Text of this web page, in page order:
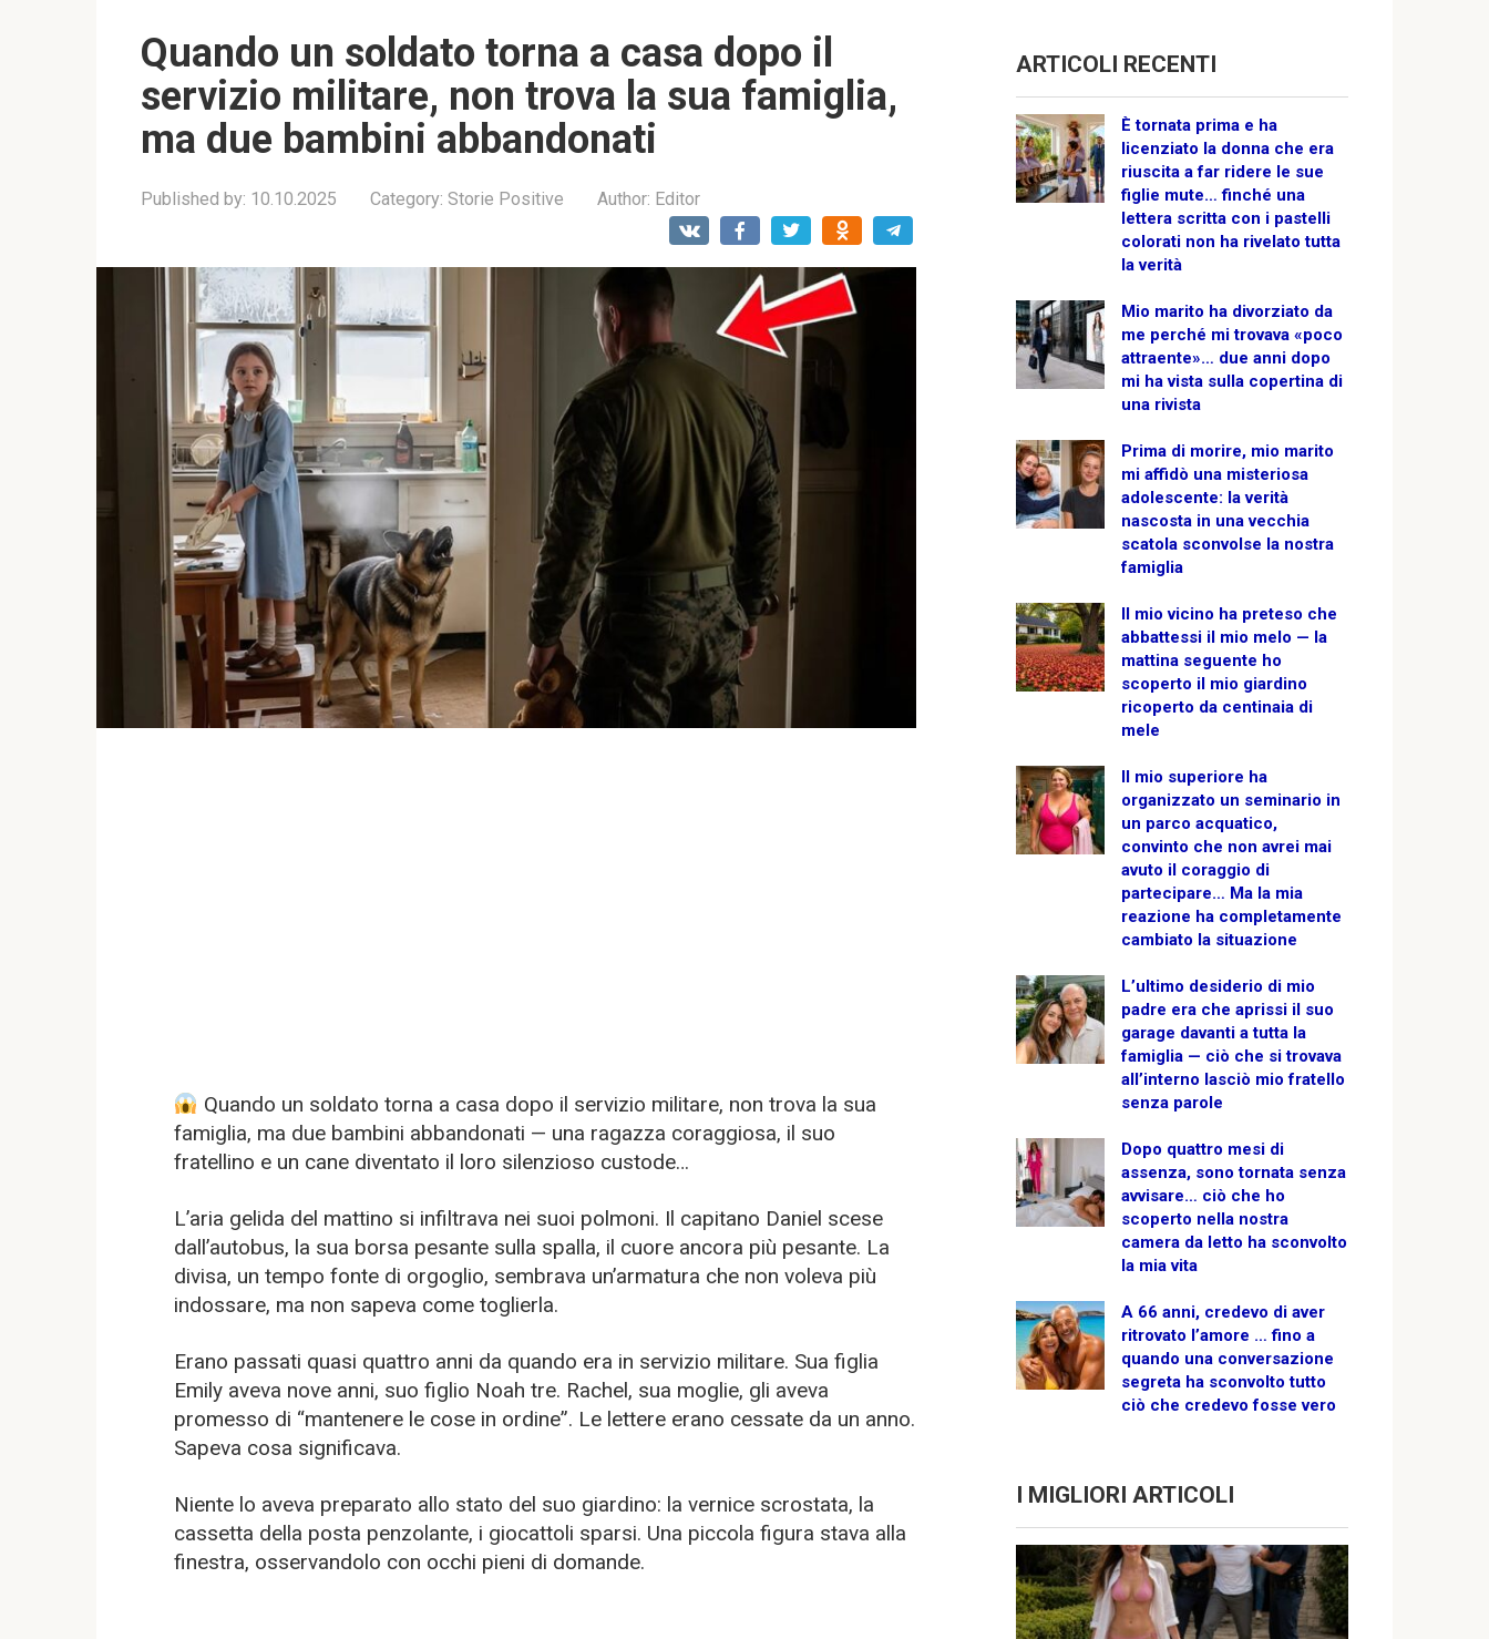
Quando un soldato torna a casa dopo il
servizio militare, non trova la sua famiglia,
ma due bambini abbandonati
Published by: 10.10.2025 Category: Storie Positive Author: Editor
Quando un soldato torna a casa dopo il servizio militare, non trova la sua
famiglia, ma due bambini abbandonati — una ragazza coraggiosa, il suo
fratellino e un cane diventato il loro silenzioso custode…
L’aria gelida del mattino si infiltrava nei suoi polmoni. Il capitano Daniel scese
dall’autobus, la sua borsa pesante sulla spalla, il cuore ancora più pesante. La
divisa, un tempo fonte di orgoglio, sembrava un’armatura che non voleva più
indossare, ma non sapeva come toglierla.
Erano passati quasi quattro anni da quando era in servizio militare. Sua figlia
Emily aveva nove anni, suo figlio Noah tre. Rachel, sua moglie, gli aveva
promesso di “mantenere le cose in ordine”. Le lettere erano cessate da un anno.
Sapeva cosa significava.
Niente lo aveva preparato allo stato del suo giardino: la vernice scrostata, la
cassetta della posta penzolante, i giocattoli sparsi. Una piccola figura stava alla
finestra, osservandolo con occhi pieni di domande.
ARTICOLI RECENTI
È tornata prima e ha
licenziato la donna che era
riuscita a far ridere le sue
figlie mute… finché una
lettera scritta con i pastelli
colorati non ha rivelato tutta
la verità
Mio marito ha divorziato da
me perché mi trovava «poco
attraente»… due anni dopo
mi ha vista sulla copertina di
una rivista
Prima di morire, mio marito
mi affidò una misteriosa
adolescente: la verità
nascosta in una vecchia
scatola sconvolse la nostra
famiglia
Il mio vicino ha preteso che
abbattessi il mio melo — la
mattina seguente ho
scoperto il mio giardino
ricoperto da centinaia di
mele
Il mio superiore ha
organizzato un seminario in
un parco acquatico,
convinto che non avrei mai
avuto il coraggio di
partecipare… Ma la mia
reazione ha completamente
cambiato la situazione
L’ultimo desiderio di mio
padre era che aprissi il suo
garage davanti a tutta la
famiglia — ciò che si trovava
all’interno lasciò mio fratello
senza parole
Dopo quattro mesi di
assenza, sono tornata senza
avvisare… ciò che ho
scoperto nella nostra
camera da letto ha sconvolto
la mia vita
A 66 anni, credevo di aver
ritrovato l’amore … fino a
quando una conversazione
segreta ha sconvolto tutto
ciò che credevo fosse vero
I MIGLIORI ARTICOLI